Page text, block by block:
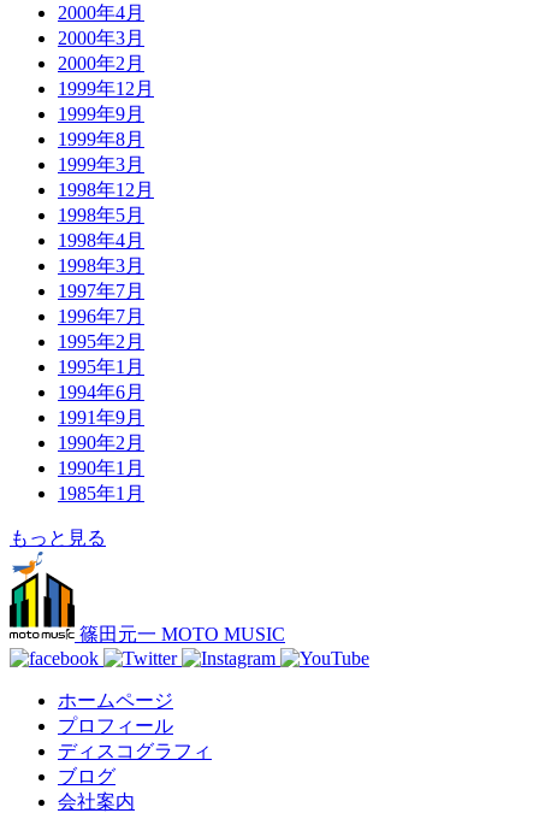
2000年4月
2000年3月
2000年2月
1999年12月
1999年9月
1999年8月
1999年3月
1998年12月
1998年5月
1998年4月
1998年3月
1997年7月
1996年7月
1995年2月
1995年1月
1994年6月
1991年9月
1990年2月
1990年1月
1985年1月
もっと見る
篠田元一 MOTO MUSIC
ホームページ
プロフィール
ディスコグラフィ
ブログ
会社案内